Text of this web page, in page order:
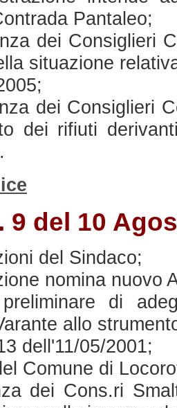
Pantaleo;
dei Consiglieri
situazione
dei Consiglieri
dei rifiuti
9 del 10
del Sindaco;
nomina nuovo
di
allo
dell'11/05/2001;
Comune di
dei Cons.ri